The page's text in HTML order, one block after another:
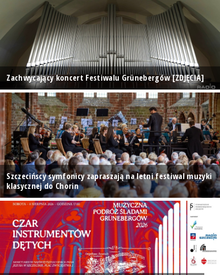
Zachwycający koncert Festiwalu Grünebergów [ZDJĘCIA]
Szczecińscy symfonicy zapraszają na letni festiwal muzyki
klasycznej do Chorin